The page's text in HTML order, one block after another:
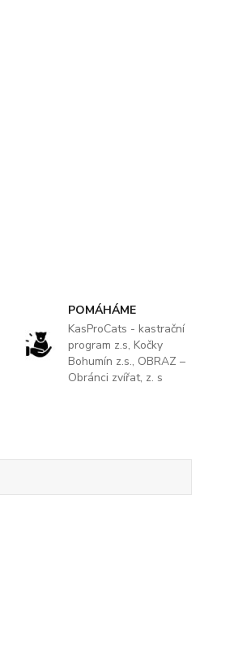
POMÁHÁME
KasProCats - kastrační
program z.s, Kočky
Bohumín z.s., OBRAZ –
Obránci zvířat, z. s